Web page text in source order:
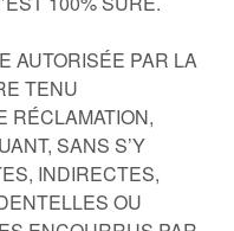
AUTORISÉE PAR LA
TENU
RÉCLAMATION,
SANS S’Y
INDIRECTES,
OU